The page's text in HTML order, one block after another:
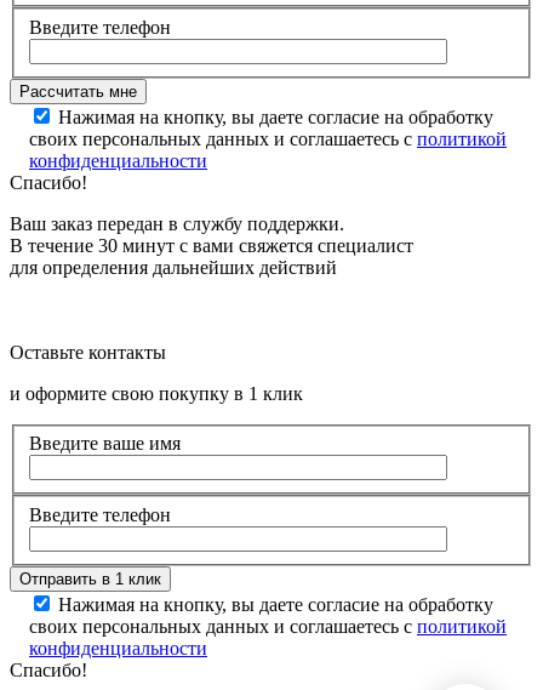
Введите телефон
Нажимая на кнопку, вы даете согласие на обработку
своих персональных данных и соглашаетесь с политикой
конфиденциальности
Спасибо!
Ваш заказ передан в службу поддержки.
В течение 30 минут с вами свяжется специалист
для определения дальнейших действий
Оставьте контакты
и оформите свою покупку в 1 клик
Введите ваше имя
Введите телефон
Нажимая на кнопку, вы даете согласие на обработку
своих персональных данных и соглашаетесь с политикой
конфиденциальности
Спасибо!